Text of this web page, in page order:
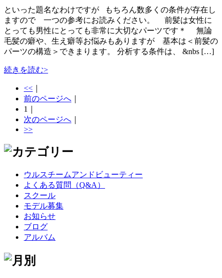
といった題名なわけですが もちろん数多くの条件が存在し
ますので 一つの参考にお読みください。 前髪は女性に
とっても男性にとっても非常に大切なパーツです＊ 無論
毛髪の癖や、生え癖等お悩みもありますが 基本は＜前髪の
パーツの構造＞できまります。 分析する条件は、 &nbs […]
続きを読む>
<<
前のページへ
1
次のページへ
>>
ウルスチームアンドビューティー
よくある質問（Q&A）
スクール
モデル募集
お知らせ
ブログ
アルバム